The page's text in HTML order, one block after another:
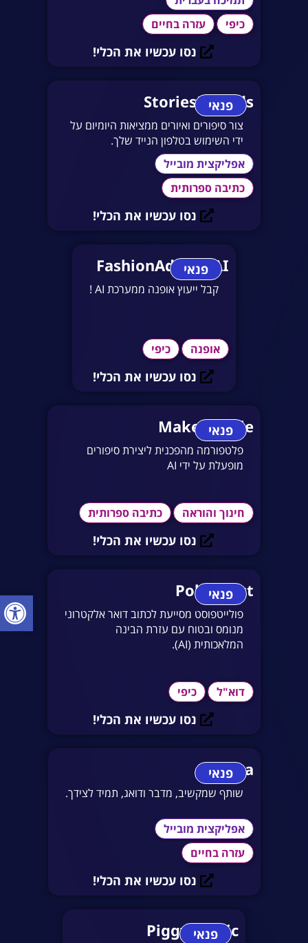
כיפי
עזרה בחיים
נסו עכשיו את הכלי!
פנאי
StoriesForKids
צור סיפורים ואיורים ממציאות היומיום על
ידי השימוש בטלפון הנייד שלך.
אפליקצית מובייל
כתיבה ספרותית
נסו עכשיו את הכלי!
פנאי
FashionAdvisorAI
קבל ייעוץ אופנה ממערכת AI !
אופנה כיפי
נסו עכשיו את הכלי!
פנאי
MakeMyTale
פלטפורמה מהפכנית ליצירת סיפורים
מופעלת על ידי AI
חינוך והוראה כתיבה ספרותית
נסו עכשיו את הכלי!
פנאי
PolitePost
פולייטפוסט מסייעת לכתוב דואר אלקטרוני
מנומס ובטוח עם עזרת הבינה
המלאכותית (AI).
דוא"ל כיפי
נסו עכשיו את הכלי!
פנאי
Replika
שותף שמקשיב, מדבר ודואג, תמיד לצידך.
אפליקצית מובייל
עזרה בחיים
נסו עכשיו את הכלי!
פנאי
Piggy Magic
פתח